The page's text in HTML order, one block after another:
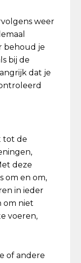
weer
behoud je
bij de
dat je
tot de
deze
om en om,
in ieder
om niet
voeren,
of andere